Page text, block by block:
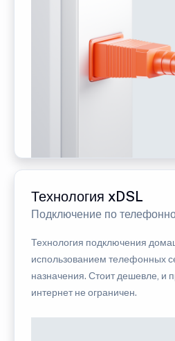
Технология xDSL
Подключение по
Технология подключения
использованием телефонных
назначения. Стоит дешевле, и
интернет не ограничен.